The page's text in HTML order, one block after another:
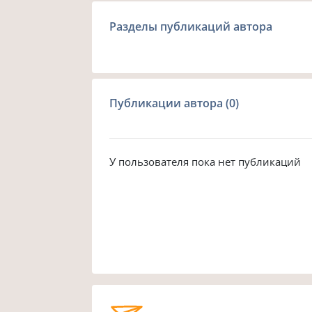
Разделы публикаций автора
Публикации автора (0)
У пользователя пока нет публикаций